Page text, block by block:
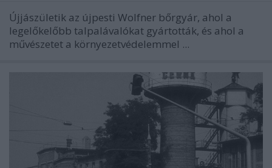
Újjászületik az újpesti Wolfner bőrgyár, ahol a
legelőkelőbb talpalávalókat gyártották, és ahol a
művészetet a környezetvédelemmel ...